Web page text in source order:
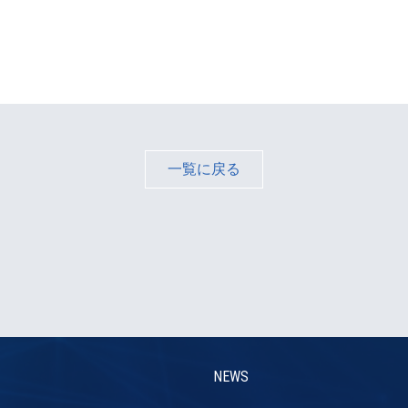
一覧に戻る
NEWS